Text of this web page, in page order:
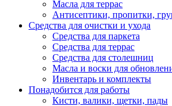
Масла для террас
Антисептики, пропитки,
Средства для очистки и ухода
Средства для паркета
Средства для террас
Средства для столешниц
Масла и воски для
Инвентарь и комплекты
Понадобится для работы
Кисти, валики, щетки, пады